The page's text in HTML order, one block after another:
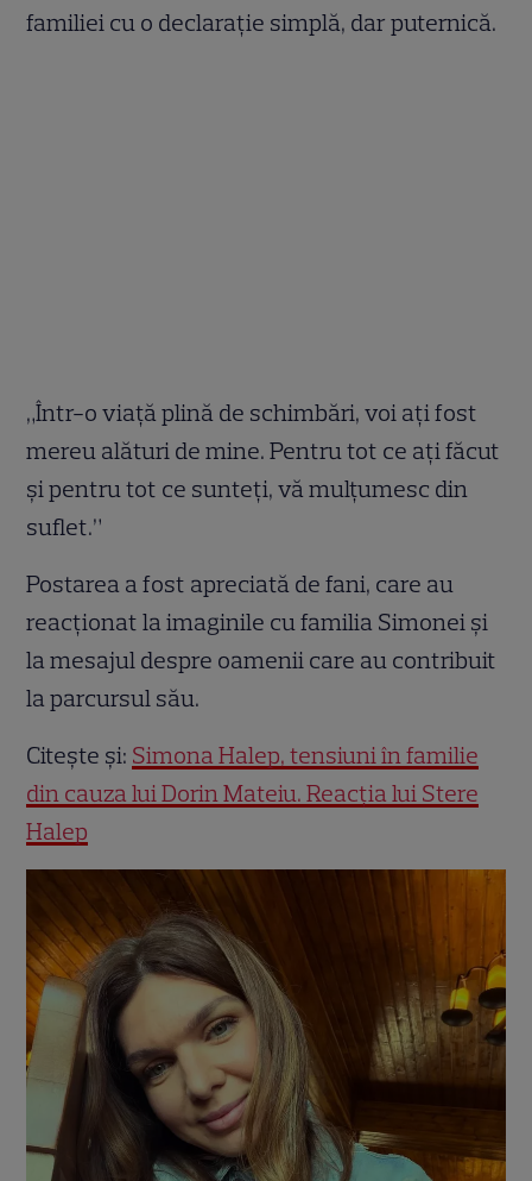
familiei cu o declarație simplă, dar puternică.
„Într-o viață plină de schimbări, voi ați fost
mereu alături de mine. Pentru tot ce ați făcut
și pentru tot ce sunteți, vă mulțumesc din
suflet.”
Postarea a fost apreciată de fani, care au
reacționat la imaginile cu familia Simonei și
la mesajul despre oamenii care au contribuit
la parcursul său.
Citește și: Simona Halep, tensiuni în familie
din cauza lui Dorin Mateiu. Reacția lui Stere
Halep